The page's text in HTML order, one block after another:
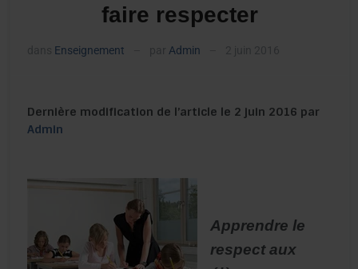
faire respecter
Enseignement Admin
Dernière modification de l’article le 2 juin 2016 par
Admin
Apprendre le
respect aux